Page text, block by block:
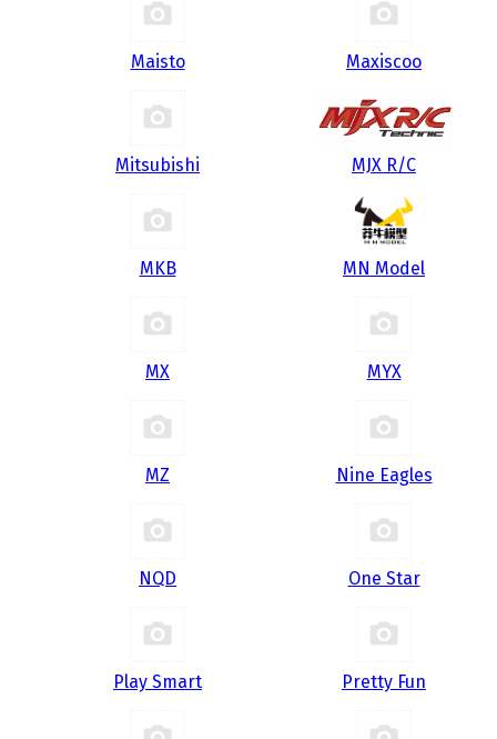
Maisto Maxiscoo
Mitsubishi MJX R/C
MKB MN Model
MX MYX
MZ Nine Eagles
NQD One Star
Play Smart Pretty Fun